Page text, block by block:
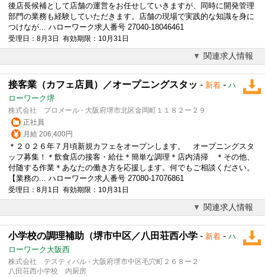
後店長候補として店舗の運営をお任せしていきますが、同時に開発管理
部門の業務も経験していただきます。店舗の現場で実践的な知識を身に
つけなが... ハローワーク求人番号 27040-18046461
受理日：8月3日 有効期限：10月31日
関連求人情報
接客業（カフェ店員）／オープニングスタッ - 新着 - ハ
ローワーク堺
株式会社 プロメール - 大阪府堺市北区金岡町１１８２ー２９
正社員
月給 206,400円
＊２０２６年７月頃新規 カフェ をオープンします。 オープニングスタ
ッフ募集！＊飲食店の接客・給仕＊簡単な調理＊店内清掃 ＊その他、
付随する作業＊あなたの働き方を応援します。何でもご相談ください。
【業務の... ハローワーク求人番号 27080-17076861
受理日：8月1日 有効期限：10月31日
関連求人情報
小学校の調理補助（堺市中区／八田荘西小学 - 新着 - ハ
ローワーク大阪西
株式会社 テスティパル - 大阪府堺市中区毛穴町２６８ー２
八田荘西小学校 内厨房